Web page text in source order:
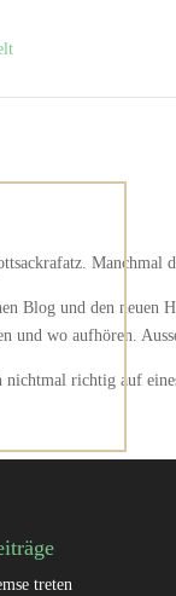
Manchmal
Blog und den neuen
und wo aufhören.
nichtmal richtig auf
treten